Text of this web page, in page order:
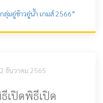
มอู่ข้าวอู่น้ำ เกมส์ 2566”
ธันวาคม 2565
เปิดพิธีเปิด